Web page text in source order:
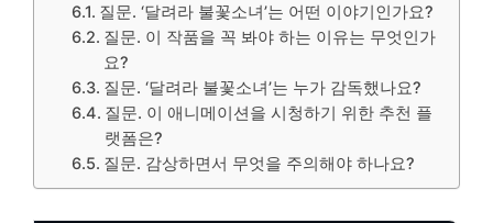
질문. ‘달려라 불꽃소녀’는 어떤 이야기인가요?
질문. 이 작품을 꼭 봐야 하는 이유는 무엇인가
요?
질문. ‘달려라 불꽃소녀’는 누가 감독했나요?
질문. 이 애니메이션을 시청하기 위한 추천 플
랫폼은?
질문. 감상하면서 무엇을 주의해야 하나요?